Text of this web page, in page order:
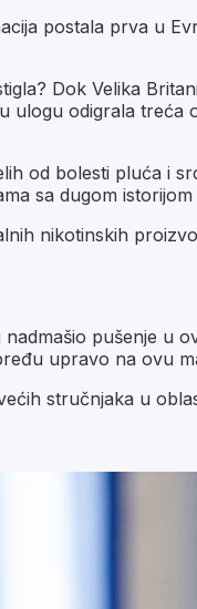
postala prva u
Dok Velika
odigrala treća
od bolesti pluća i
sa dugom
nikotinskih
pušenje u
upravo na ovu
stručnjaka u